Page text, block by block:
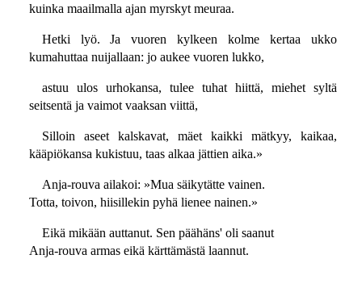
kuinka maailmalla ajan myrskyt meuraa.
Hetki lyö. Ja vuoren kylkeen kolme kertaa ukko
kumahuttaa nuijallaan: jo aukee vuoren lukko,
astuu ulos urhokansa, tulee tuhat hiittä, miehet syltä
seitsentä ja vaimot vaaksan viittä,
Silloin aseet kalskavat, mäet kaikki mätkyy, kaikaa,
kääpiökansa kukistuu, taas alkaa jättien aika.»
Anja-rouva ailakoi: »Mua säikytätte vainen.
Totta, toivon, hiisillekin pyhä lienee nainen.»
Eikä mikään auttanut. Sen päähäns' oli saanut
Anja-rouva armas eikä kärttämästä laannut.